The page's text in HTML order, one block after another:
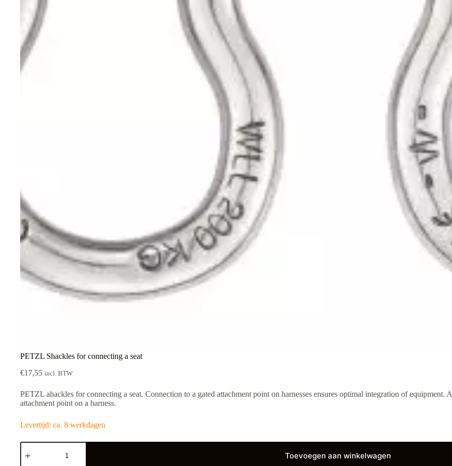
PETZL Shackles for connecting a seat
€17,55 incl. BTW
PETZL ahackles for connecting a seat. Connection to a gated attachment point on harnesses ensures optimal integration of equipment.
attachment point on a harness.
Levertijd: ca. 8 werkdagen
PETZL
Shackles
Toevoegen aan winkelwagen